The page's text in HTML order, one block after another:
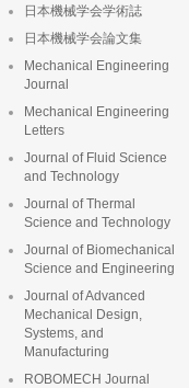
日本機械学会学術誌
日本機械学会論文集
Mechanical Engineering
Journal
Mechanical Engineering
Letters
Journal of Fluid Science
and Technology
Journal of Thermal
Science and Technology
Journal of Biomechanical
Science and Engineering
Journal of Advanced
Mechanical Design,
Systems, and
Manufacturing
ROBOMECH Journal